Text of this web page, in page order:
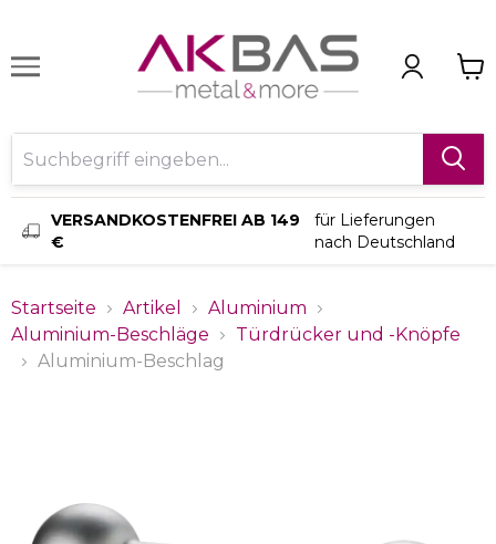
VERSANDKOSTENFREI AB 149
€
für Lieferungen
nach Deutschland
Startseite Artikel
Aluminium
Aluminium-Beschläge
Türdrücker und -Knöpfe
Aluminium-Beschlag